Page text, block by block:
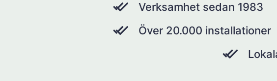
Verksamhet sedan 1983
Över 20.000 installationer